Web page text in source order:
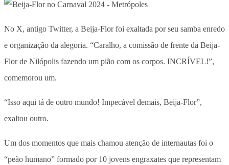
No X, antigo Twitter, a Beija-Flor foi exaltada por seu samba enredo
e organização da alegoria. “Caralho, a comissão de frente da Beija-
Flor de Nilópolis fazendo um pião com os corpos. INCRÍVEL!”,
comemorou um.
“Isso aqui tá de outro mundo! Impecável demais, Beija-Flor”,
exaltou outro.
Um dos momentos que mais chamou atenção de internautas foi o
“peão humano” formado por 10 jovens engraxates que representam